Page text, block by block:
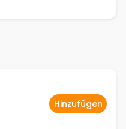
Hinzufügen